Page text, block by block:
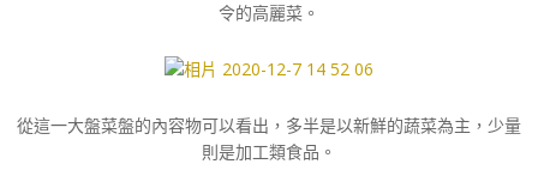
令的高麗菜。
從這一大盤菜盤的內容物可以看出，多半是以新鮮的蔬菜為主，少量
則是加工類食品。